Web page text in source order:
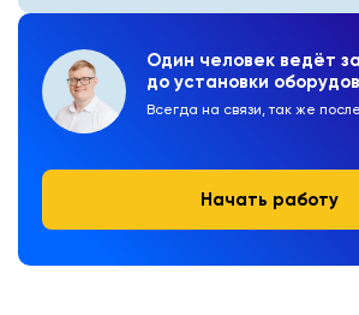
Один человек ведёт
до установки
Всегда на связи, так же
Начать работу